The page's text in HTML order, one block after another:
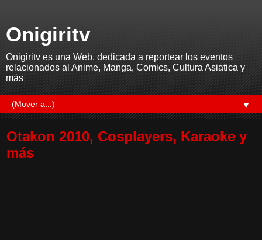
Onigiritv
Onigiritv es una Web, dedicada a reportear los eventos
relacionados al Anime, Manga, Comics, Cultura Asiatica y
más
▼
Otakon 2010, Cosplayers, Karaoke y
más